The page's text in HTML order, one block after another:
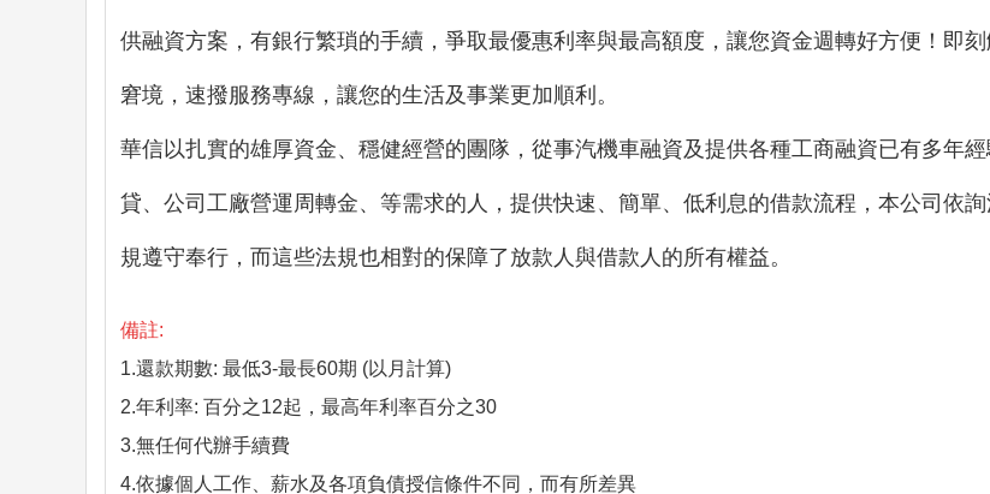
供融資方案，有銀行繁瑣的手續，爭取最優惠利率與最高額度，讓您資金週轉好方便！即
窘境，速撥服務專線，讓您的生活及事業更加順利。
華信以扎實的雄厚資金、穩健經營的團隊，從事汽機車融資及提供各種工商融資已有多年
貸、公司工廠營運周轉金、等需求的人，提供快速、簡單、低利息的借款流程，本公司依
規遵守奉行，而這些法規也相對的保障了放款人與借款人的所有權益。
備註:
1.還款期數: 最低3-最長60期 (以月計算)
2.年利率: 百分之12起，最高年利率百分之30
3.無任何代辦手續費
4.依據個人工作、薪水及各項負債授信條件不同，而有所差異